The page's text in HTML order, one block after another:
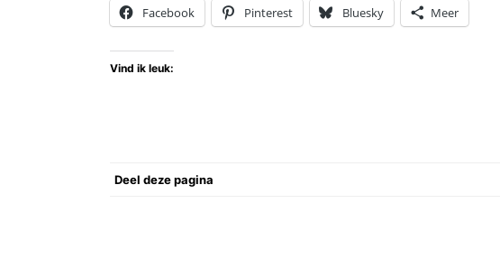
Facebook Pinterest Bluesky Meer
Vind ik leuk:
Deel deze pagina